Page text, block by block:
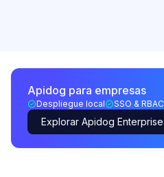
Apidog para empresas
Despliegue local SSO & RBAC
Explorar Apidog Enterprise